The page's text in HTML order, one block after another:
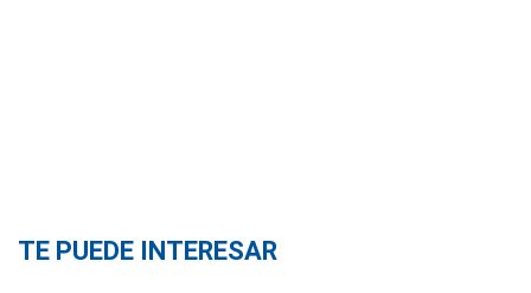
TE PUEDE INTERESAR